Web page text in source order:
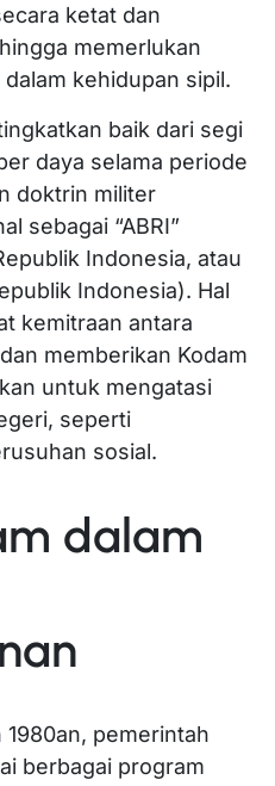
ketat dan
memerlukan
kehidupan sipil.
baik dari segi
daya selama periode
doktrin militer
sebagai “ABRI”
Indonesia, atau
Indonesia). Hal
kemitraan antara
memberikan Kodam
untuk mengatasi
seperti
sosial.
dalam
1980an, pemerintah
berbagai program